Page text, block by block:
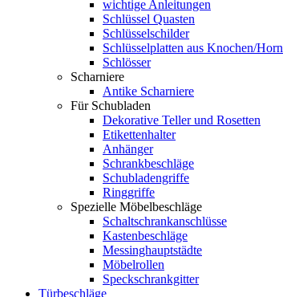
wichtige Anleitungen
Schlüssel Quasten
Schlüsselschilder
Schlüsselplatten aus Knochen/Horn
Schlösser
Scharniere
Antike Scharniere
Für Schubladen
Dekorative Teller und Rosetten
Etikettenhalter
Anhänger
Schrankbeschläge
Schubladengriffe
Ringgriffe
Spezielle Möbelbeschläge
Schaltschrankanschlüsse
Kastenbeschläge
Messinghauptstädte
Möbelrollen
Speckschrankgitter
Türbeschläge